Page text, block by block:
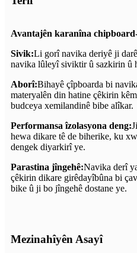
Avantajên karanîna
Sivik:Li gorî navika deriyê ji
navika lûleyî siviktir û sazkirin û
Aborî:Bihayê çîpboarda bi
materyalên din hatine çêkirin
budceya xemilandinê bibe alîkar.
Performansa îzolasyona deng:
hewa dikare tê de biherike, ku
dengek diyarkirî ye.
Parastina jîngehê:Navika derî
çêkirin dikare girêdayîbûna bi
bike û ji bo jîngehê dostane ye.
Mezinahîyên Asayî